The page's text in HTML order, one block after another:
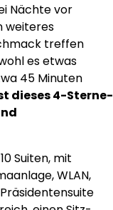
Nächte vor
weiteres
treffen
es etwas
45 Minuten
dieses 4-Sterne-
Suiten, mit
WLAN,